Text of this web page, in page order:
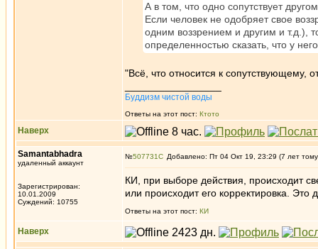
А в том, что одно сопутствует
Если человек не одобряет свое
одним воззрением и другим и т.д.),
определенностью сказать, что у
"Всё, что относится к сопутствующему,
Буддизм чистой воды
Ответы на этот пост: Ктото
Наверх
Samantabhadra
удаленный аккаунт
Зарегистрирован:
10.01.2009
Суждений: 10755
№507731 Добавлено: Пт 04 Окт 19, 23:29 (7 лет
КИ, при выборе действия, происходит
или происходит его корректировка.
Ответы на этот пост: КИ
Наверх